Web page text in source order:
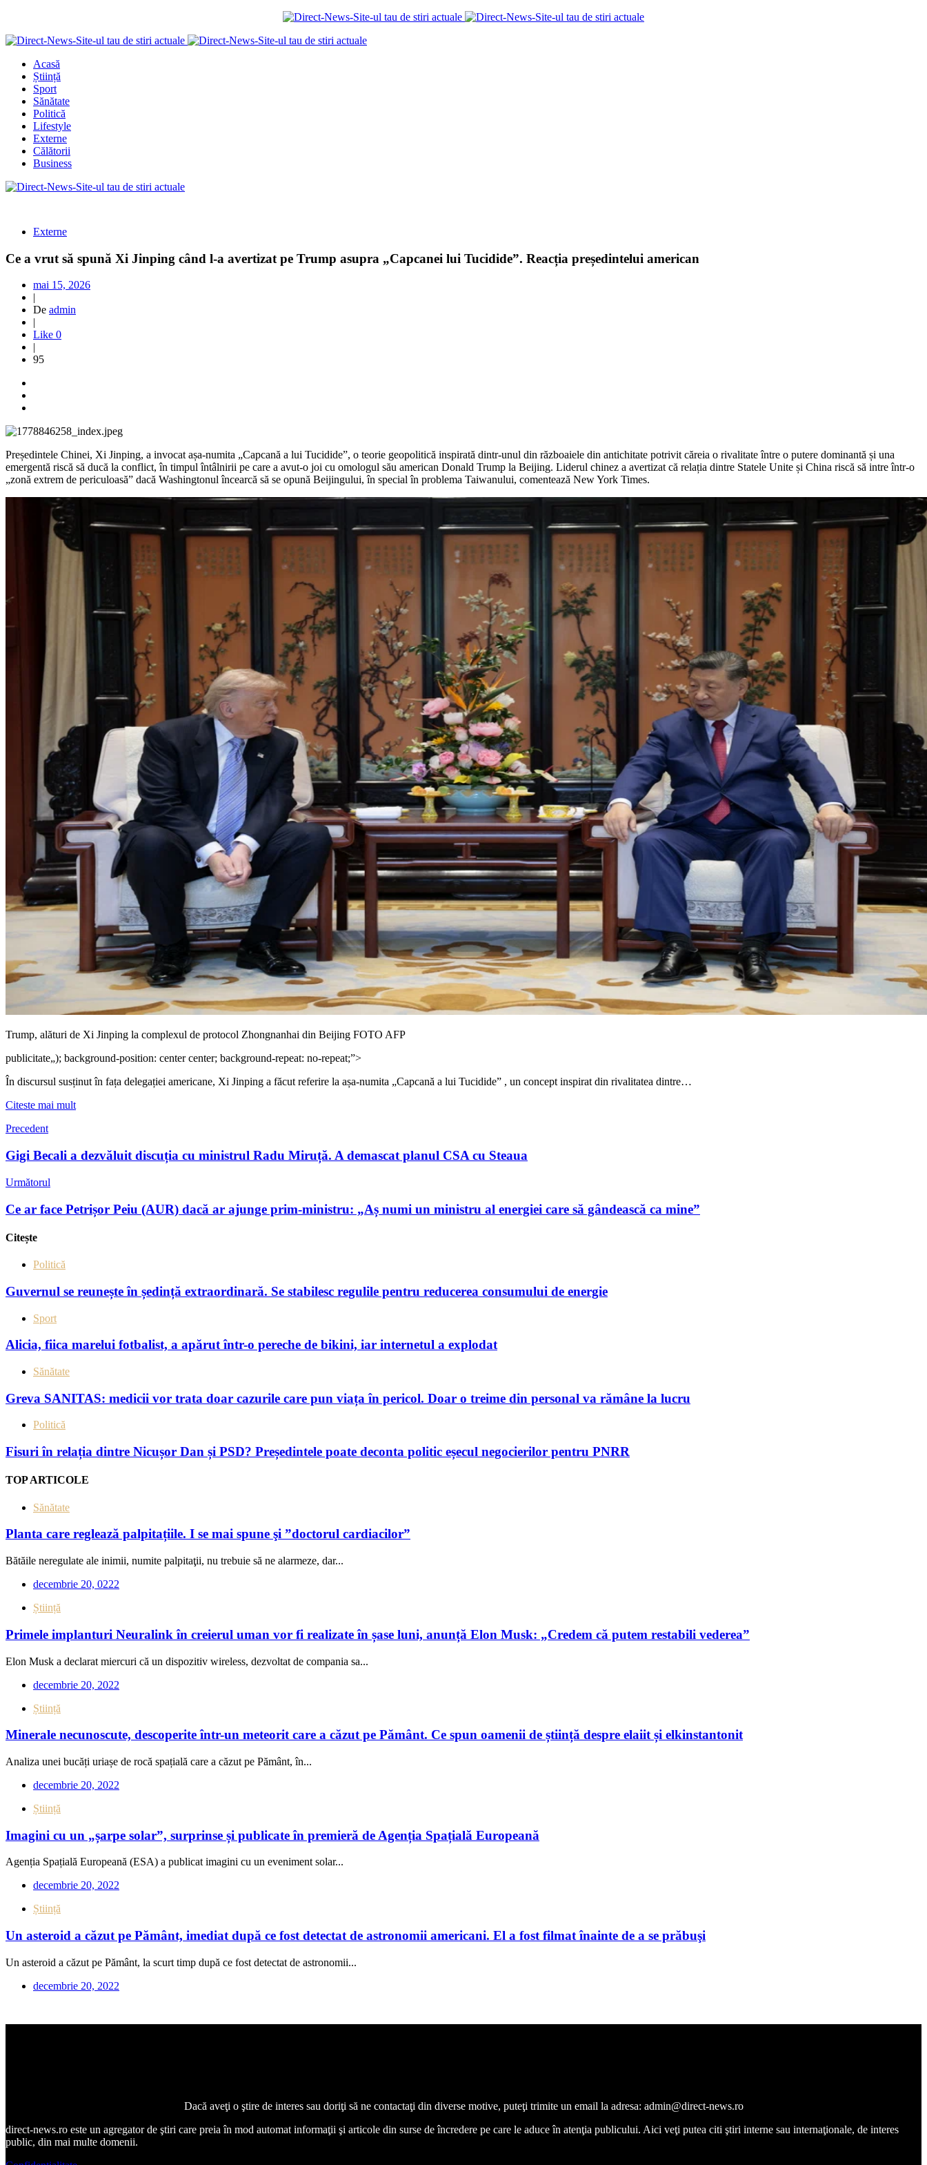
Acasă
Știință
Sport
Sănătate
Politică
Lifestyle
Externe
Călătorii
Business
Externe
Ce a vrut să spună Xi Jinping când l-a avertizat pe Trump asupra „Capcanei lui Tucidide”. Reacția președintelui american
mai 15, 2026
|
De admin
|
Like 0
|
95
Președintele Chinei, Xi Jinping, a invocat așa-numita „Capcană a lui Tucidide”, o teorie geopolitică inspirată dintr-unul din războaiele din antichitate potrivit căreia o rivalitate între o putere dominantă și una
emergentă riscă să ducă la conflict, în timpul întâlnirii pe care a avut-o joi cu omologul său american Donald Trump la Beijing. Liderul chinez a avertizat că relația dintre Statele Unite și China riscă să intre într-o
„zonă extrem de periculoasă” dacă Washingtonul încearcă să se opună Beijingului, în special în problema Taiwanului, comentează New York Times.
Trump, alături de Xi Jinping la complexul de protocol Zhongnanhai din Beijing FOTO AFP
publicitate„); background-position: center center; background-repeat: no-repeat;”>
În discursul susținut în fața delegației americane, Xi Jinping a făcut referire la așa-numita „Capcană a lui Tucidide” , un concept inspirat din rivalitatea dintre…
Citeste mai mult
Precedent
Gigi Becali a dezvăluit discuția cu ministrul Radu Miruță. A demascat planul CSA cu Steaua
Următorul
Ce ar face Petrișor Peiu (AUR) dacă ar ajunge prim-ministru: „Aș numi un ministru al energiei care să gândească ca mine”
Citește
Politică
Guvernul se reunește în ședință extraordinară. Se stabilesc regulile pentru reducerea consumului de energie
Sport
Alicia, fiica marelui fotbalist, a apărut într-o pereche de bikini, iar internetul a explodat
Sănătate
Greva SANITAS: medicii vor trata doar cazurile care pun viața în pericol. Doar o treime din personal va rămâne la lucru
Politică
Fisuri în relația dintre Nicușor Dan și PSD? Președintele poate deconta politic eșecul negocierilor pentru PNRR
TOP ARTICOLE
Sănătate
Planta care reglează palpitațiile. I se mai spune şi ”doctorul cardiacilor”
Bătăile neregulate ale inimii, numite palpitaţii, nu trebuie să ne alarmeze, dar...
decembrie 20, 0222
Știință
Primele implanturi Neuralink în creierul uman vor fi realizate în șase luni, anunță Elon Musk: „Credem că putem restabili vederea”
Elon Musk a declarat miercuri că un dispozitiv wireless, dezvoltat de compania sa...
decembrie 20, 2022
Știință
Minerale necunoscute, descoperite într-un meteorit care a căzut pe Pământ. Ce spun oamenii de știință despre elaiit și elkinstantonit
Analiza unei bucăți uriașe de rocă spațială care a căzut pe Pământ, în...
decembrie 20, 2022
Știință
Imagini cu un „șarpe solar”, surprinse și publicate în premieră de Agenția Spațială Europeană
Agenția Spațială Europeană (ESA) a publicat imagini cu un eveniment solar...
decembrie 20, 2022
Știință
Un asteroid a căzut pe Pământ, imediat după ce fost detectat de astronomii americani. El a fost filmat înainte de a se prăbuşi
Un asteroid a căzut pe Pământ, la scurt timp după ce fost detectat de astronomii...
decembrie 20, 2022
Dacă aveţi o ştire de interes sau doriţi să ne contactaţi din diverse motive, puteţi trimite un email la adresa: admin@direct-news.ro
direct-news.ro este un agregator de ştiri care preia în mod automat informaţii şi articole din surse de încredere pe care le aduce în atenţia publicului. Aici veţi putea citi ştiri interne sau internaţionale, de interes
public, din mai multe domenii.